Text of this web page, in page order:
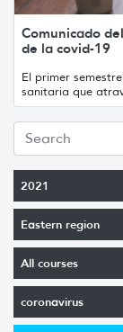
2021
Eastern region
All courses
coronavirus
Comunicado
de la covid-19
El primer
sanitaria que